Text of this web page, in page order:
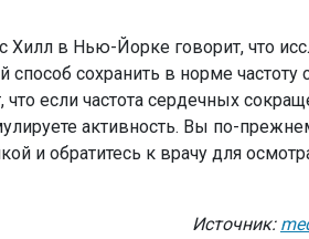
в Нью-Йорке говорит, что
сохранить в норме частоту
если частота сердечных
активность. Вы по-
и обратитесь к врачу для
Источник: